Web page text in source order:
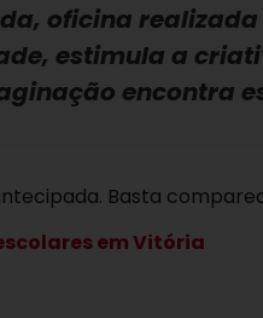
oficina
estimula a
encontra
Basta
em Vitória